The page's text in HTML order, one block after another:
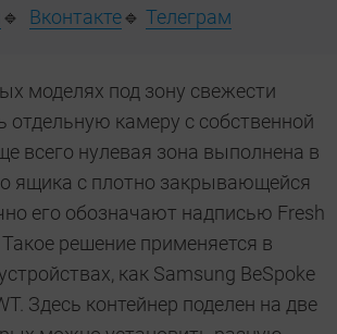
🔹 Вконтакте🔹 Телеграм
моделях под зону свежести
отдельную камеру с собственной
всего нулевая зона выполнена в
ящика с плотно закрывающейся
его обозначают надписью Fresh
решение применяется в
как Samsung BeSpoke
Здесь контейнер поделен на две